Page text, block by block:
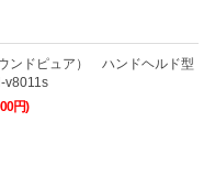
ンドピュア） ハンドヘルド型
円)